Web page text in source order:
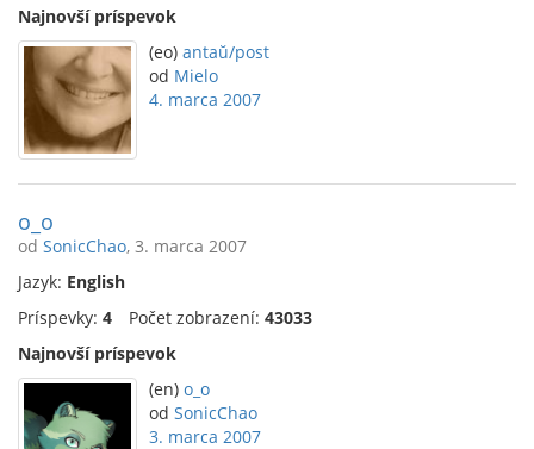
Najnovší príspevok
(eo) antaŭ/post
od Mielo
4. marca 2007
o_o
od SonicChao, 3. marca 2007
Jazyk: English
Príspevky: 4 Počet zobrazení: 43033
Najnovší príspevok
(en) o_o
od SonicChao
3. marca 2007